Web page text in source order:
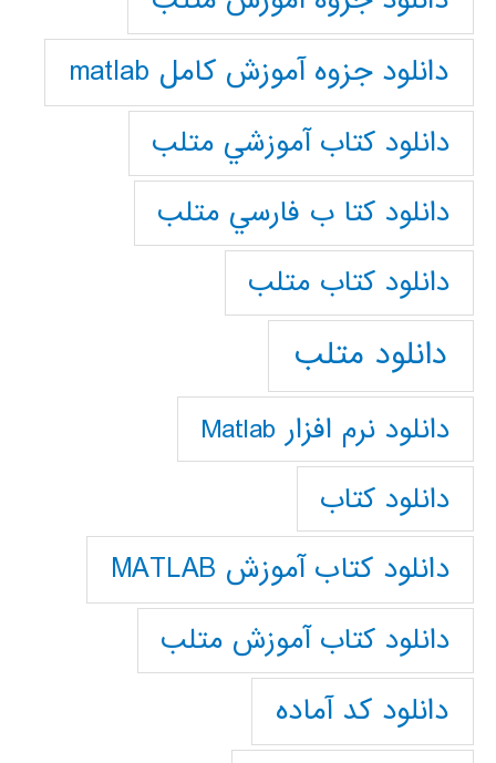
دانلود جزوه آموزش کامل matlab
دانلود كتاب آموزشي متلب
دانلود كتا ب فارسي متلب
دانلود كتاب متلب
دانلود متلب
دانلود نرم افزار Matlab
دانلود کتاب
دانلود کتاب آموزش MATLAB
دانلود کتاب آموزش متلب
دانلود کد آماده